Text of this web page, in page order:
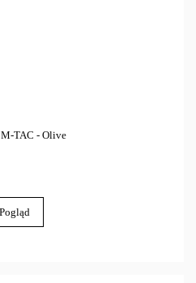
TAC - Olive
Pogląd